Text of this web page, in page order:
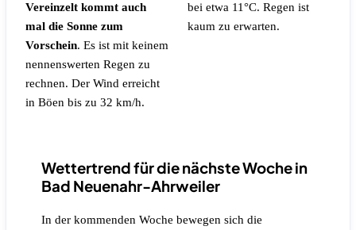
Vereinzelt kommt auch
mal die Sonne zum
Vorschein. Es ist mit keinem
nennenswerten Regen zu
rechnen. Der Wind erreicht
in Böen bis zu 32 km/h.
bei etwa 11°C. Regen ist
kaum zu erwarten.
Wettertrend für die nächste Woche in
Bad Neuenahr-Ahrweiler
In der kommenden Woche bewegen sich die